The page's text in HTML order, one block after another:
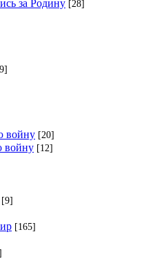
за Родину [28]
войну [20]
войну [12]
[9]
[165]